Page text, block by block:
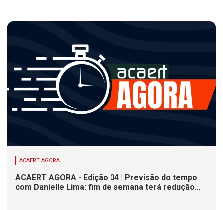
ACAERT AGORA
ACAERT AGORA - Edição 04 | Previsão do tempo
com Danielle Lima: fim de semana terá redução